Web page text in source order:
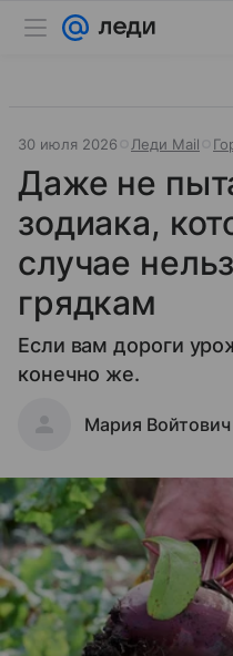
30 июля 2026 Леди Mail
Даже не
зодиака,
случае
грядкам
Если вам дороги
конечно же.
Мария Войтович